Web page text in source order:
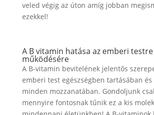
veled végig az úton amíg jobban
ezekkel!
A B vitamin hatása az emberi
működésére
A B-vitamin bevitelének jelentős
emberi test egészségben tartásában és
minden mozzanatában. Gondoljunk
mennyire fontosnak tűnik ez a kis